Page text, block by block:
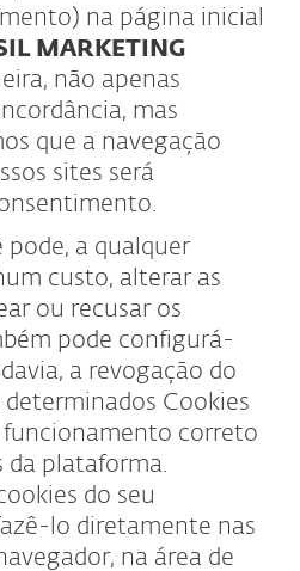
na página inicial
MARKETING
não apenas
mas
que a navegação
sites será
pode, a qualquer
custo, alterar as
ou recusar os
pode configurá-
a revogação do
Cookies
correto
da plataforma.
do seu
lo diretamente nas
na área de